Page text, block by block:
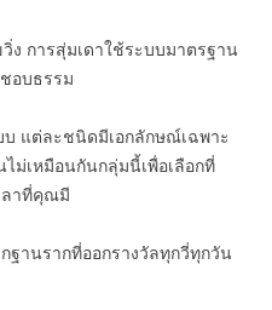
ง การสุ่มเดาใช้ระบบมาตรฐาน
อบธรรม
แต่ละชนิดมีเอกลักษณ์เฉพาะ
ม่เหมือนกันกลุ่มนี้เพื่อเลือกที่
ลาที่คุณมี
ฐานรากที่ออกรางวัลทุกวี่ทุกวัน